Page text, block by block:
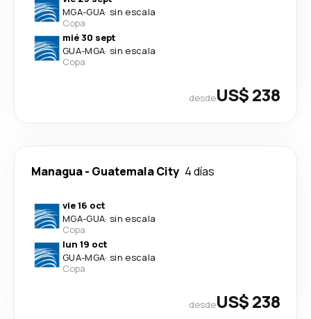
MGA-GUA· sin escala
Copa
mié 30 sept
GUA-MGA· sin escala
Copa
desdeUS$ 238
Managua- Guatemala City 4 días
vie 16 oct
MGA-GUA· sin escala
Copa
lun 19 oct
GUA-MGA· sin escala
Copa
desdeUS$ 238